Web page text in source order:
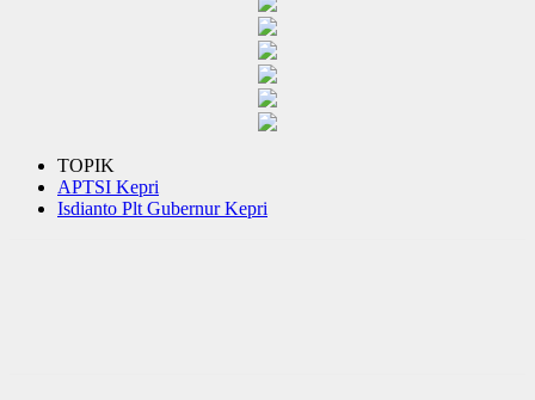
TOPIK
APTSI Kepri
Isdianto Plt Gubernur Kepri